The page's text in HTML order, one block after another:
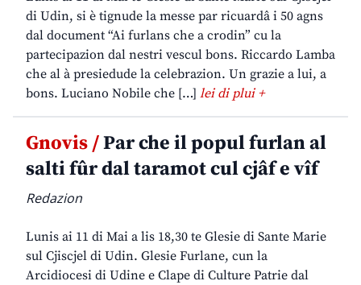
di Udin, si è tignude la messe par ricuardâ i 50 agns
dal document “Ai furlans che a crodin” cu la
partecipazion dal nestri vescul bons. Riccardo Lamba
che al à presiedude la celebrazion. Un grazie a lui, a
bons. Luciano Nobile che […] lei di plui +
Gnovis /Par che il popul furlan al
salti fûr dal taramot cul cjâf e vîf
Redazion
Lunis ai 11 di Mai a lis 18,30 te Glesie di Sante Marie
sul Cjiscjel di Udin. Glesie Furlane, cun la
Arcidiocesi di Udine e Clape di Culture Patrie dal